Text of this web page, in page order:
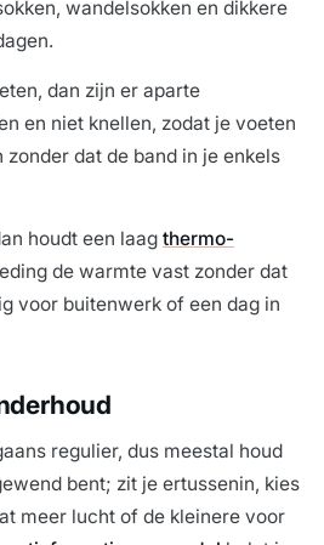
wandelsokken en dikkere
dan zijn er aparte
en niet knellen, zodat je voeten
dat de band in je enkels
houdt een laag thermo-
de warmte vast zonder dat
voor buitenwerk of een dag in
regulier, dus meestal houd
bent; zit je ertussenin, kies
meer lucht of de kleinere voor